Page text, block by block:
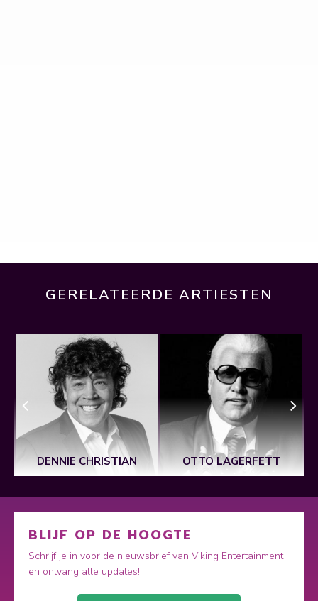
GERELATEERDE ARTIESTEN
DENNIE CHRISTIAN OTTO LAGERFETT
BLIJF OP DE HOOGTE
Schrijf je in voor de nieuwsbrief van Viking Entertainment
en ontvang alle updates!